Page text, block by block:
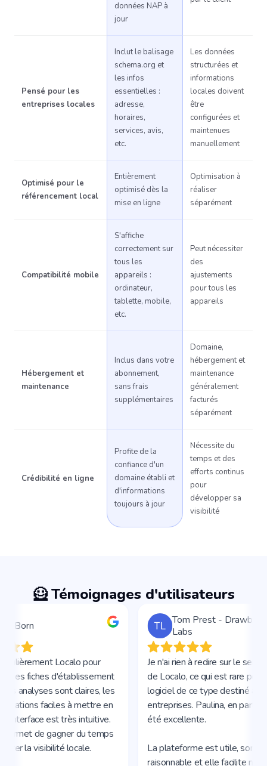
données NAP à
jour
Pensé pour les
entreprises locales
Inclut le balisage
schema.org et
les infos
essentielles :
adresse,
horaires,
services, avis,
etc.
Les données
structurées et
informations
locales doivent
être
configurées et
maintenues
manuellement
Optimisé pour le
référencement local
Entièrement
optimisé dès la
mise en ligne
Optimisation à
réaliser
séparément
Compatibilité mobile
S'affiche
correctement sur
tous les
appareils :
ordinateur,
tablette, mobile,
etc.
Peut nécessiter
des
ajustements
pour tous les
appareils
Hébergement et
maintenance
Inclus dans votre
abonnement,
sans frais
supplémentaires
Domaine,
hébergement et
maintenance
généralement
facturés
séparément
Crédibilité en ligne
Profite de la
confiance d'un
domaine établi et
d'informations
toujours à jour
Nécessite du
temps et des
efforts continus
pour
développer sa
visibilité
🦸 Témoignages d'utilisateurs